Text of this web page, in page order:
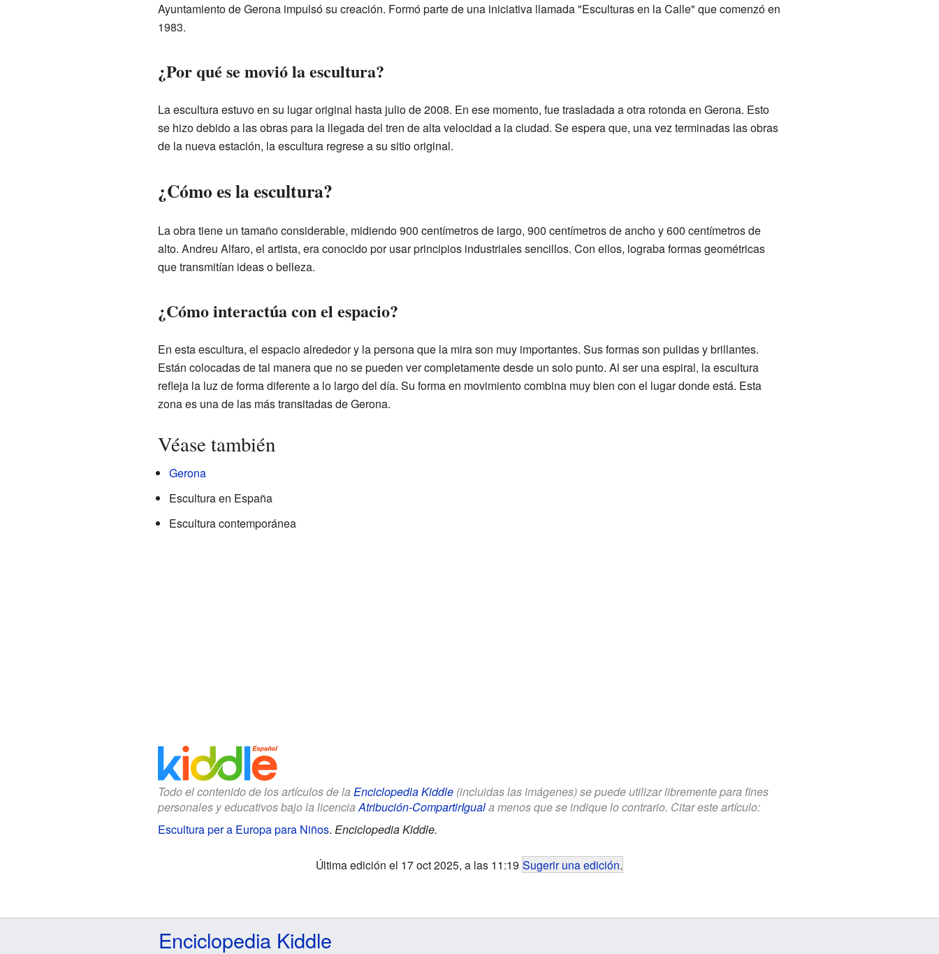
Ayuntamiento de Gerona impulsó su creación. Formó parte de una iniciativa llamada "Esculturas en la Calle" que comenzó en
1983.
¿Por qué se movió la escultura?
La escultura estuvo en su lugar original hasta julio de 2008. En ese momento, fue trasladada a otra rotonda en Gerona. Esto
se hizo debido a las obras para la llegada del tren de alta velocidad a la ciudad. Se espera que, una vez terminadas las obras
de la nueva estación, la escultura regrese a su sitio original.
¿Cómo es la escultura?
La obra tiene un tamaño considerable, midiendo 900 centímetros de largo, 900 centímetros de ancho y 600 centímetros de
alto. Andreu Alfaro, el artista, era conocido por usar principios industriales sencillos. Con ellos, lograba formas geométricas
que transmitían ideas o belleza.
¿Cómo interactúa con el espacio?
En esta escultura, el espacio alrededor y la persona que la mira son muy importantes. Sus formas son pulidas y brillantes.
Están colocadas de tal manera que no se pueden ver completamente desde un solo punto. Al ser una espiral, la escultura
refleja la luz de forma diferente a lo largo del día. Su forma en movimiento combina muy bien con el lugar donde está. Esta
zona es una de las más transitadas de Gerona.
Véase también
Gerona
Escultura en España
Escultura contemporánea
Todo el contenido de los artículos de la Enciclopedia Kiddle(incluidas las imágenes) se puede utilizar libremente para fines
personales y educativos bajo la licenciaAtribución-CompartirIguala menos que se indique lo contrario. Citar este artículo:
Escultura per a Europa para Niños. Enciclopedia Kiddle.
Última edición el 17 oct 2025, a las 11:19 Sugerir una edición.
Enciclopedia Kiddle